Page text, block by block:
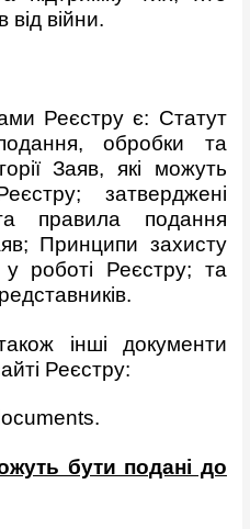
війни.
Реєстру є: Статут
обробки та
Заяв, які можуть
затверджені
правила подання
Принципи захисту
роботі Реєстру; та
інші документи
Реєстру:
.
бути подані до